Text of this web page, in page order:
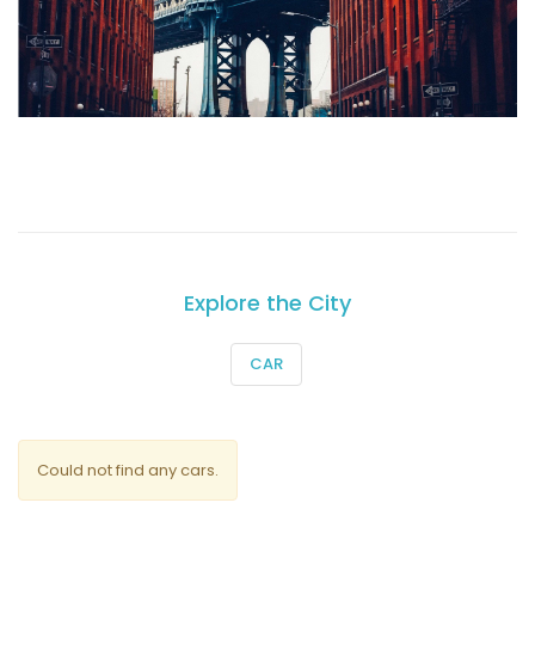
Explore the City
CAR
Could not find any cars.